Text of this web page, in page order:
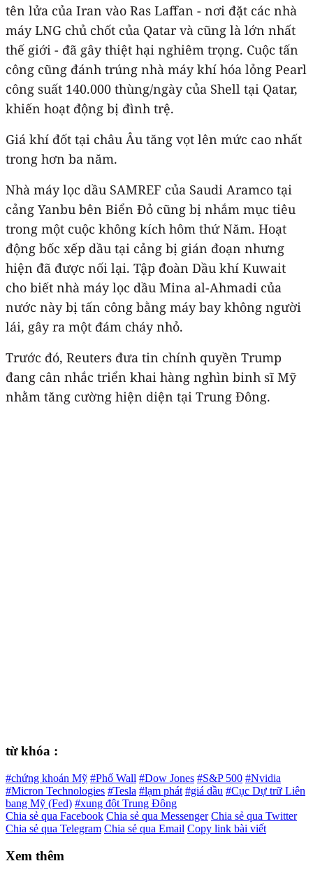
tên lửa của Iran vào Ras Laffan - nơi đặt các nhà
máy LNG chủ chốt của Qatar và cũng là lớn nhất
thế giới - đã gây thiệt hại nghiêm trọng. Cuộc tấn
công cũng đánh trúng nhà máy khí hóa lỏng Pearl
công suất 140.000 thùng/ngày của Shell tại Qatar,
khiến hoạt động bị đình trệ.
Giá khí đốt tại châu Âu tăng vọt lên mức cao nhất
trong hơn ba năm.
Nhà máy lọc dầu SAMREF của Saudi Aramco tại
cảng Yanbu bên Biển Đỏ cũng bị nhắm mục tiêu
trong một cuộc không kích hôm thứ Năm. Hoạt
động bốc xếp dầu tại cảng bị gián đoạn nhưng
hiện đã được nối lại. Tập đoàn Dầu khí Kuwait
cho biết nhà máy lọc dầu Mina al-Ahmadi của
nước này bị tấn công bằng máy bay không người
lái, gây ra một đám cháy nhỏ.
Trước đó, Reuters đưa tin chính quyền Trump
đang cân nhắc triển khai hàng nghìn binh sĩ Mỹ
nhằm tăng cường hiện diện tại Trung Đông.
từ khóa :
#chứng khoán Mỹ #Phố Wall #Dow Jones #S&P 500 #Nvidia
#Micron Technologies #Tesla #lạm phát #giá dầu #Cục Dự trữ Liên
bang Mỹ (Fed) #xung đột Trung Đông
Chia sẻ qua Facebook Chia sẻ qua Messenger Chia sẻ qua Twitter
Chia sẻ qua Telegram Chia sẻ qua Email Copy link bài viết
Xem thêm